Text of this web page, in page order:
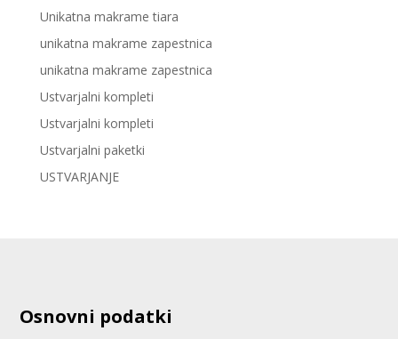
Unikatna makrame tiara
unikatna makrame zapestnica
unikatna makrame zapestnica
Ustvarjalni kompleti
Ustvarjalni kompleti
Ustvarjalni paketki
USTVARJANJE
Osnovni podatki